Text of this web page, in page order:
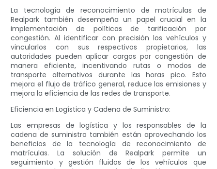
La tecnología de reconocimiento de matrículas de
Realpark también desempeña un papel crucial en la
implementación de políticas de tarificación por
congestión. Al identificar con precisión los vehículos y
vincularlos con sus respectivos propietarios, las
autoridades pueden aplicar cargos por congestión de
manera eficiente, incentivando rutas o modos de
transporte alternativos durante las horas pico. Esto
mejora el flujo de tráfico general, reduce las emisiones y
mejora la eficiencia de las redes de transporte.
Eficiencia en Logística y Cadena de Suministro:
Las empresas de logística y los responsables de la
cadena de suministro también están aprovechando los
beneficios de la tecnología de reconocimiento de
matrículas. La solución de Realpark permite un
seguimiento y gestión fluidos de los vehículos que